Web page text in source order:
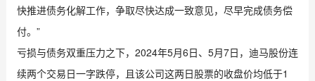
快推进债务化解工作，争取尽快达成一致意见，尽早完成债务偿
付。”
亏损与债务双重压力之下，2024年5月6日、5月7日，迪马股份连
续两个交易日一字跌停，且该公司这两日股票的收盘价均低于1